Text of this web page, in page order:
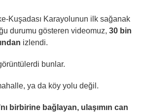
Kuşadası Karayolunun ilk sağanak
durumu gösteren videomuz, 30 bin
izlendi.
bunlar.
ya da köy yolu değil.
birbirine bağlayan, ulaşımın can